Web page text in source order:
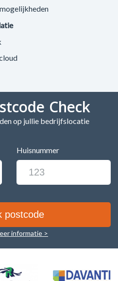
Check
op jullie bedrijfslocatie
Huisnummer
informatie >